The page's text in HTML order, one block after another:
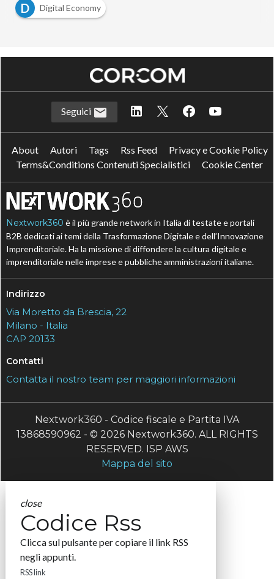
D
Digital Economy
Seguici
About Autori Tags Rss Feed
Privacy e Cookie Policy
Terms&Conditions Contenuti Specialistici
Cookie Center
Nextwork360 è il più grande network in Italia di testate e portali
B2B dedicati ai temi della Trasformazione Digitale e dell’Innovazione
Imprenditoriale. Ha la missione di diffondere la cultura digitale e
imprenditoriale nelle imprese e pubbliche amministrazioni italiane.
Indirizzo
Via Moretto da Brescia, 22
Milano - Italia
CAP 20133
Contatti
Contatta il nostro team per maggiori informazioni
Nextwork360 - Codice fiscale e Partita IVA
13868590962 - © 2026 Nextwork360. ALL RIGHTS
RESERVED. ISP AWS
Mappa del sito
close
Codice Rss
Clicca sul pulsante per copiare il link RSS
negli appunti.
RSS link